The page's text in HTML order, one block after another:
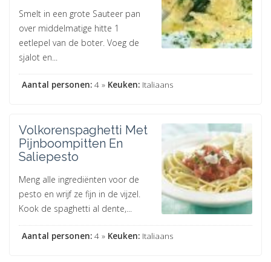
Smelt in een grote Sauteer pan
over middelmatige hitte 1
eetlepel van de boter. Voeg de
sjalot en...
Aantal personen: 4 » Keuken: Italiaans
Volkorenspaghetti Met
Pijnboompitten En
Saliepesto
Meng alle ingrediënten voor de
pesto en wrijf ze fijn in de vijzel.
Kook de spaghetti al dente,...
Aantal personen: 4 » Keuken: Italiaans